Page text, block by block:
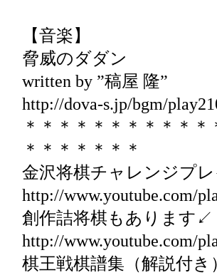
【音楽】
脅威のダダン
written by ”稿屋 隆”
http://dova-s.jp/bgm/
＊＊＊＊＊＊＊＊＊＊
＊＊＊＊＊＊＊
金沢将棋チャレンジプ
http://www.youtube.com/
創作詰将棋もあります↙
http://www.youtube.com/
棋王戦棋譜集（解説付